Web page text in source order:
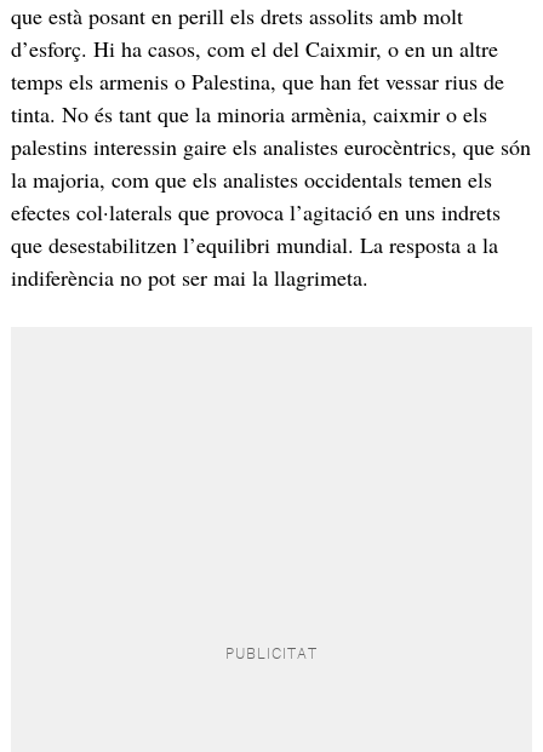
que està posant en perill els drets assolits amb molt
d’esforç. Hi ha casos, com el del Caixmir, o en un altre
temps els armenis o Palestina, que han fet vessar rius de
tinta. No és tant que la minoria armènia, caixmir o els
palestins interessin gaire els analistes eurocèntrics, que són
la majoria, com que els analistes occidentals temen els
efectes col·laterals que provoca l’agitació en uns indrets
que desestabilitzen l’equilibri mundial. La resposta a la
indiferència no pot ser mai la llagrimeta.